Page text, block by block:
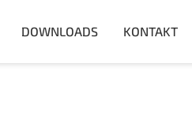
DOWNLOADS KONTAKT